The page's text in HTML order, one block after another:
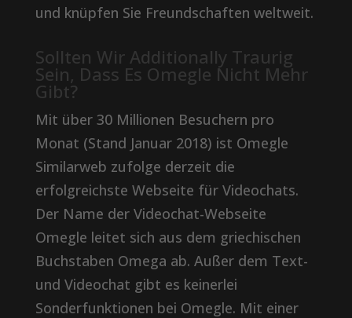
und knüpfen Sie Freundschaften weltweit.
Sollten Wir Additionally Traurig
Sein, Dass Es Omegle Nicht Mehr
Gibt?
Mit über 30 Millionen Besuchern pro
Monat (Stand Januar 2018) ist Omegle
Similarweb zufolge derzeit die
erfolgreichste Webseite für Videochats.
Der Name der Videochat-Webseite
Omegle leitet sich aus dem griechischen
Buchstaben Omega ab. Außer dem Text-
und Videochat gibt es keinerlei
Sonderfunktionen bei Omegle. Mit einer